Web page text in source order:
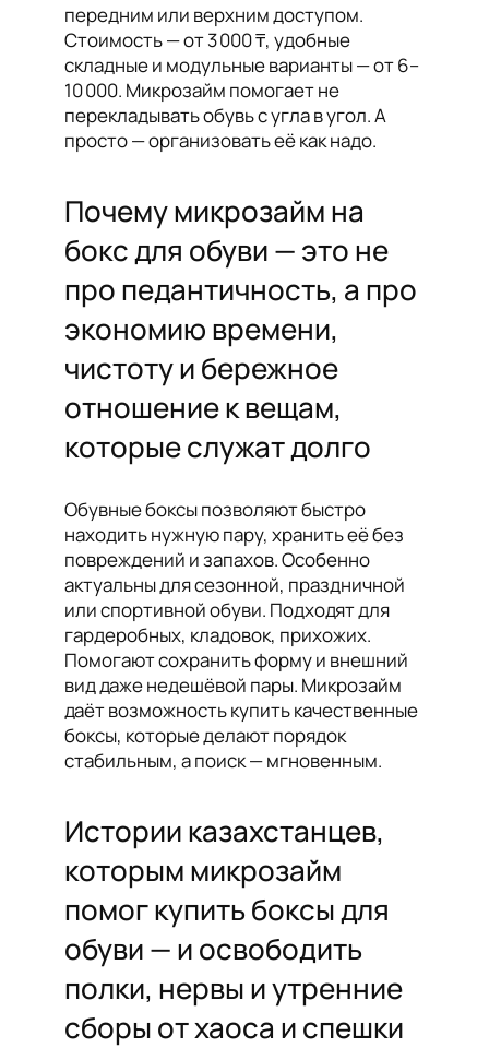
передним или верхним доступом.
Стоимость — от 3 000 ₸, удобные
складные и модульные варианты — от 6–
10 000. Микрозайм помогает не
перекладывать обувь с угла в угол. А
просто — организовать её как надо.
Почему микрозайм на
бокс для обуви — это не
про педантичность, а про
экономию времени,
чистоту и бережное
отношение к вещам,
которые служат долго
Обувные боксы позволяют быстро
находить нужную пару, хранить её без
повреждений и запахов. Особенно
актуальны для сезонной, праздничной
или спортивной обуви. Подходят для
гардеробных, кладовок, прихожих.
Помогают сохранить форму и внешний
вид даже недешёвой пары. Микрозайм
даёт возможность купить качественные
боксы, которые делают порядок
стабильным, а поиск — мгновенным.
Истории казахстанцев,
которым микрозайм
помог купить боксы для
обуви — и освободить
полки, нервы и утренние
сборы от хаоса и спешки